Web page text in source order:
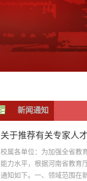
新闻通知
关于推荐有关专家人
校属各单位：为加强全省教
能力水平，根据河南省教育
通知如下。一、领域范围在